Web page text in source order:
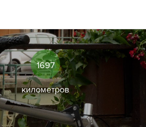
1697
километров